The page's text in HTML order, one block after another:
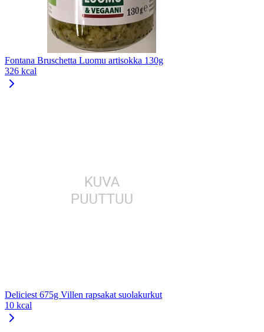
Fontana Bruschetta Luomu artisokka 130g
326 kcal
Deliciest 675g Villen rapsakat suolakurkut
10 kcal